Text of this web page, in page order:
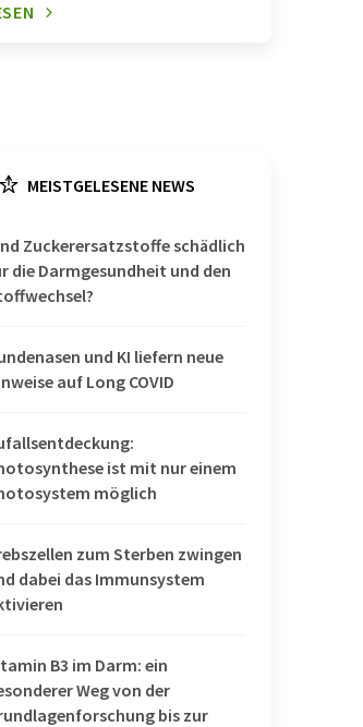
MEISTGELESENE NEWS
Zuckerersatzstoffe schädlich
die Darmgesundheit und den
und KI liefern neue
auf Long COVID
ist mit nur einem
möglich
zum Sterben zwingen
dabei das Immunsystem
B3 im Darm: ein
Weg von der
bis zur